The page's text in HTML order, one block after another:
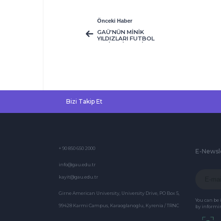
Önceki Haber
GAÜ’NÜN MİNİK
YILDIZLARI FUTBOL
Bizi Takip Et
+ 90 850 650 2000
info@gau.edu.tr
kayit@gau.edu.tr
Girne American University, University Drive, PO Box 5,
99428 Karmi Campus, Karaoglanoglu, Kyrenia / TRNC
E-
You can
by